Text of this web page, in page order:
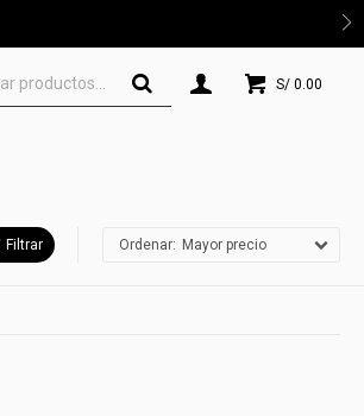
S/ 0.00
Mayor precio